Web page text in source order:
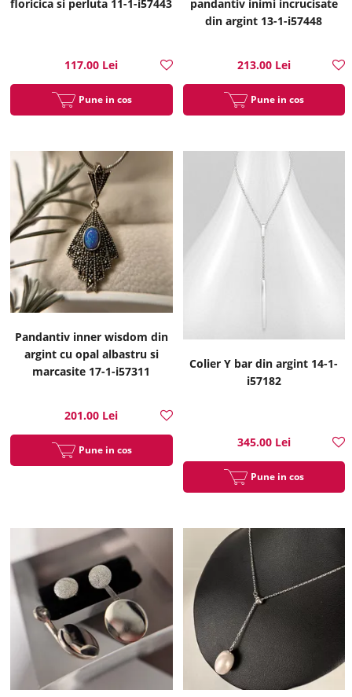
floricica si perluta 11-1-i57443
117.00 Lei
Pune in cos
pandantiv inimi incrucisate
din argint 13-1-i57448
213.00 Lei
Pune in cos
Pandantiv inner wisdom din
argint cu opal albastru si
marcasite 17-1-i57311
201.00 Lei
Pune in cos
Colier Y bar din argint 14-1-
i57182
345.00 Lei
Pune in cos